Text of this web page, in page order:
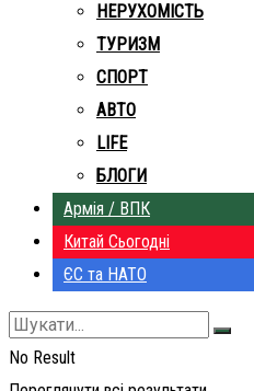
НЕРУХОМІСТЬ
ТУРИЗМ
СПОРТ
АВТО
LIFE
БЛОГИ
Армія / ВПК
Китай Сьогодні
ЄС та НАТО
No Result